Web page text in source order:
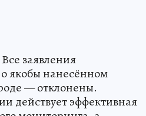
заявления
якобы нанесённом
— отклонены.
действует эффективная